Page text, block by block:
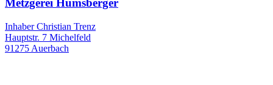
Metzgerei Humsberger
Inhaber Christian Trenz
Hauptstr. 7 Michelfeld
91275 Auerbach